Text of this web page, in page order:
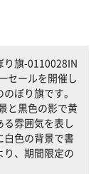
り旗-0110028IN
セールを開催し
ぼり旗です。
と黒色の影で黄
雰囲気を表し
白色の背景で書
り、期間限定の